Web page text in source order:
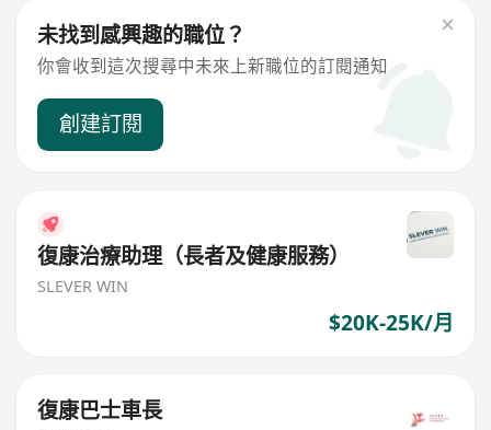
未找到感興趣的職位？
你會收到這次搜尋中未來上新職位的訂閱通知
創建訂閱
復康治療助理（長者及健康服務）
SLEVER WIN
$20K-25K/月
復康巴士車長